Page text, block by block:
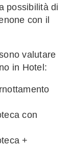
possibilità di
con il
valutare
in Hotel:
con
+